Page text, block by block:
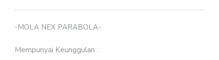
-MOLA NEX PARABOLA-
Mempunyai Keunggulan :